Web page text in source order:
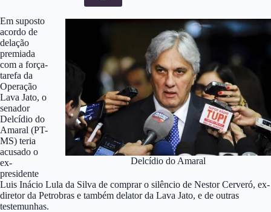
Delcídio do Amaral
Em suposto
acordo de
delação
premiada
com a força-
tarefa da
Operação
Lava Jato, o
senador
Delcídio do
Amaral (PT-
MS) teria
acusado o
ex-
presidente
Luis Inácio Lula da Silva de comprar o silêncio de Nestor Cerveró, ex-
diretor da Petrobras e também delator da Lava Jato, e de outras
testemunhas.